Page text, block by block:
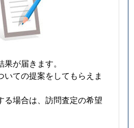
が届きます。
いての提案をしてもらえま
る場合は、訪問査定の希望